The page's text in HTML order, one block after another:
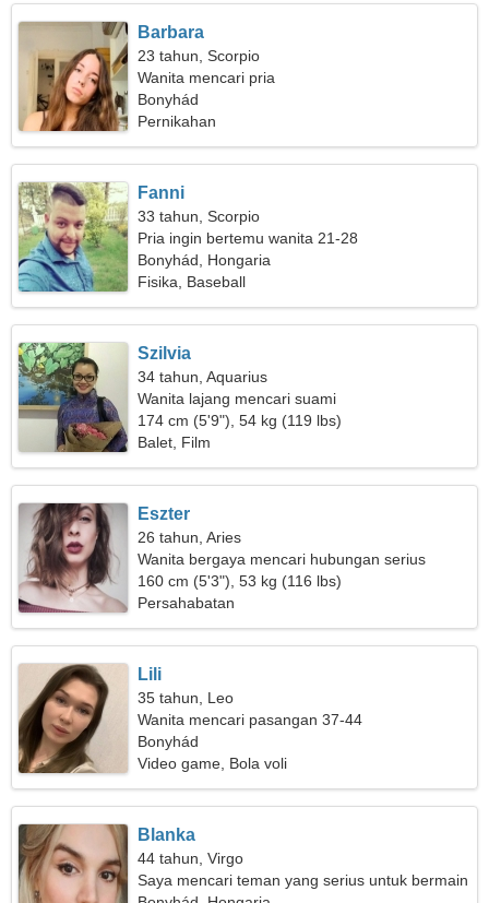
Barbara
23 tahun, Scorpio
Wanita mencari pria
Bonyhád
Pernikahan
Fanni
33 tahun, Scorpio
Pria ingin bertemu wanita 21-28
Bonyhád, Hongaria
Fisika, Baseball
Szilvia
34 tahun, Aquarius
Wanita lajang mencari suami
174 cm (5'9"), 54 kg (119 lbs)
Balet, Film
Eszter
26 tahun, Aries
Wanita bergaya mencari hubungan serius
160 cm (5'3"), 53 kg (116 lbs)
Persahabatan
Lili
35 tahun, Leo
Wanita mencari pasangan 37-44
Bonyhád
Video game, Bola voli
Blanka
44 tahun, Virgo
Saya mencari teman yang serius untuk bermain